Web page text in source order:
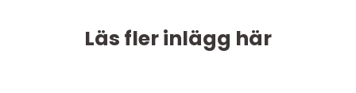
Läs fler inlägg här